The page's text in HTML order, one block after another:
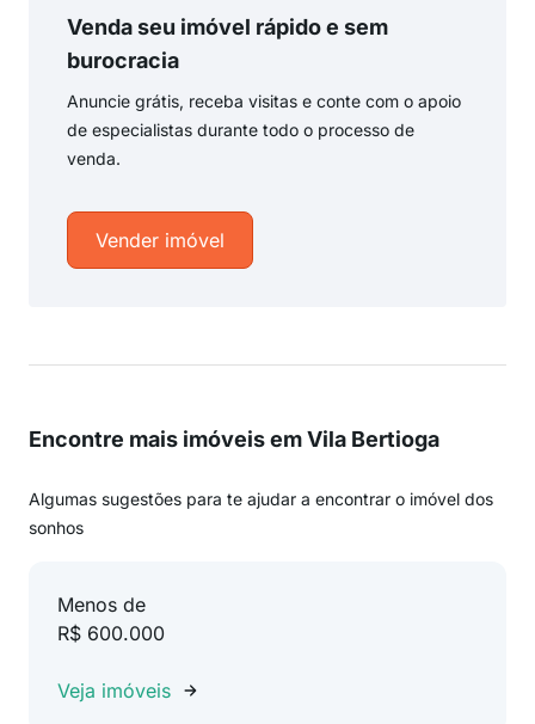
Venda seu imóvel rápido e sem
burocracia
Anuncie grátis, receba visitas e conte com o apoio
de especialistas durante todo o processo de
venda.
Vender imóvel
Encontre mais imóveis em Vila Bertioga
Algumas sugestões para te ajudar a encontrar o imóvel dos
sonhos
Menos de
R$ 600.000
Veja imóveis